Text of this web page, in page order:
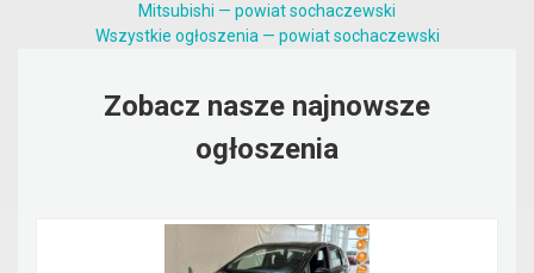
Mitsubishi — powiat sochaczewski
Wszystkie ogłoszenia — powiat sochaczewski
Zobacz nasze najnowsze
ogłoszenia